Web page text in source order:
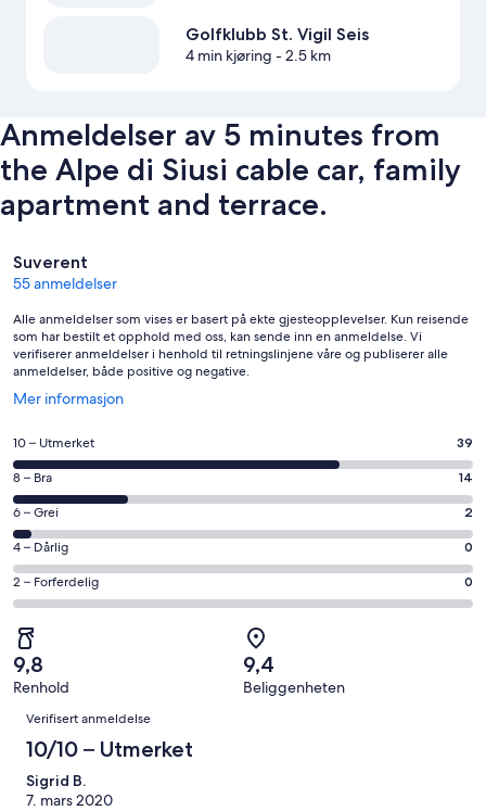
Golfklubb St. Vigil Seis
4 min kjøring - 2.5 km
Anmeldelser av 5 minutes from
the Alpe di Siusi cable car, family
apartment and terrace.
Anmeldelser
Suverent
55 anmeldelser
Alle anmeldelser som vises er basert på ekte gjesteopplevelser. Kun reisende
som har bestilt et opphold med oss, kan sende inn en anmeldelse. Vi
verifiserer anmeldelser i henhold til retningslinjene våre og publiserer alle
anmeldelser, både positive og negative.
Mer informasjon
Åpnes
et
nytt
vindu
Rangering
på
10
−
Utmerket.
39
av
totalt
55
anmeldelser.
10 – Utmerket 39
Rangering
på
8
−
Bra.
14
totalt
55
anmeldelser.
8 – Bra 14
Rangering
på
6
−
Grei.
2
av
totalt
55
anmeldelser.
6 – Grei 2
Rangering
på
4
Dårlig.
0
av
anmeldelser.
4 – Dårlig 0
Rangering
på
2
−
Forferdelig.
0
av
totalt
anmeldelser.
2 – Forferdelig 0
9,8
Renhold
9,4
Beliggenheten
Anmeldelser
Verifisert anmeldelse
10/10 – Utmerket
Sigrid B.
7. mars 2020